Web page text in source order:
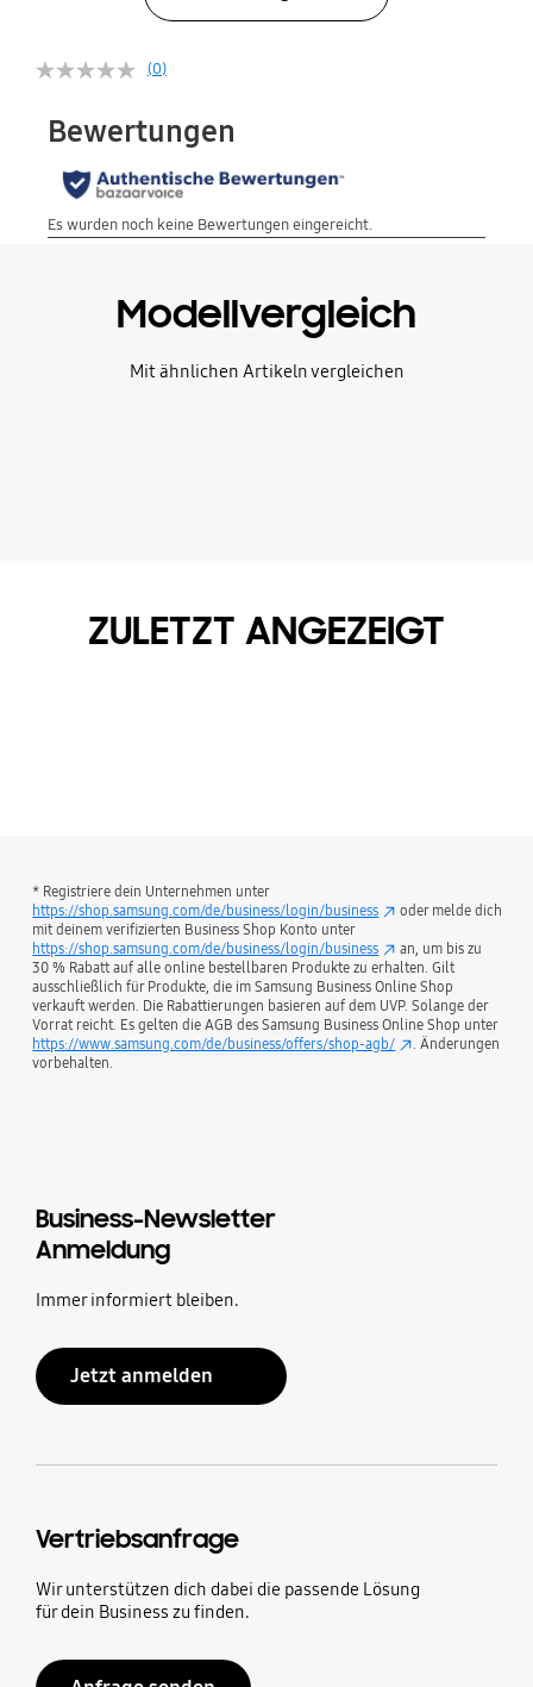
(0)
Modellvergleich
Mit ähnlichen Artikeln vergleichen
ZULETZT ANGEZEIGT
* Registriere dein Unternehmen unter
https://shop.samsung.com/de/business/login/business
oder melde dich
mit deinem verifizierten Business Shop Konto unter
https://shop.samsung.com/de/business/login/business
an, um bis zu
30 % Rabatt auf alle online bestellbaren Produkte zu erhalten. Gilt
ausschließlich für Produkte, die im Samsung Business Online Shop
verkauft werden. Die Rabattierungen basieren auf dem UVP. Solange der
Vorrat reicht. Es gelten die AGB des Samsung Business Online Shop unter
https://www.samsung.com/de/business/offers/shop-agb/
. Änderungen
vorbehalten.
Business-Newsletter
Anmeldung
Immer informiert bleiben.
Jetzt anmelden
Vertriebsanfrage
Wir unterstützen dich dabei die passende Lösung
für dein Business zu finden.